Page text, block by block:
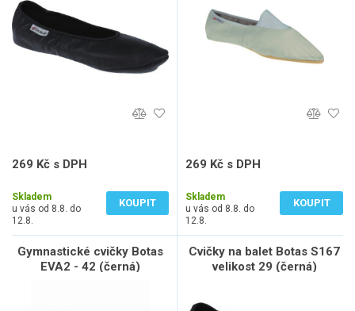
269 Kč s DPH
Skladem
u vás od 8.8. do
12.8.
KOUPIT
269 Kč s DPH
Skladem
u vás od 8.8. do
12.8.
KOUPIT
Gymnastické cvičky Botas
EVA2 - 42 (černá)
Cvičky na balet Botas S167
velikost 29 (černá)